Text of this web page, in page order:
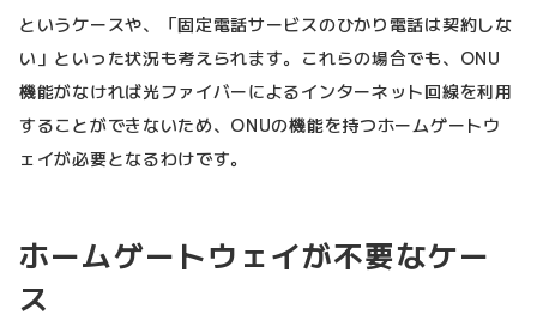
というケースや、「固定電話サービスのひかり電話は契約しな
い」といった状況も考えられます。これらの場合でも、ONU
機能がなければ光ファイバーによるインターネット回線を利用
することができないため、ONUの機能を持つホームゲートウ
ェイが必要となるわけです。
ホームゲートウェイが不要なケー
ス